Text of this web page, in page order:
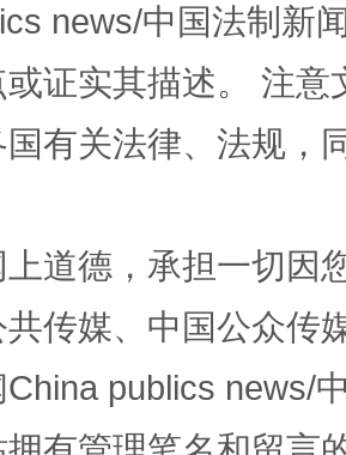
费，一次搞定
news/中国法制新
或证实其描述。 注
有关法律、法规，
道德，承担一切因
传媒、中国公众传
China publics news/